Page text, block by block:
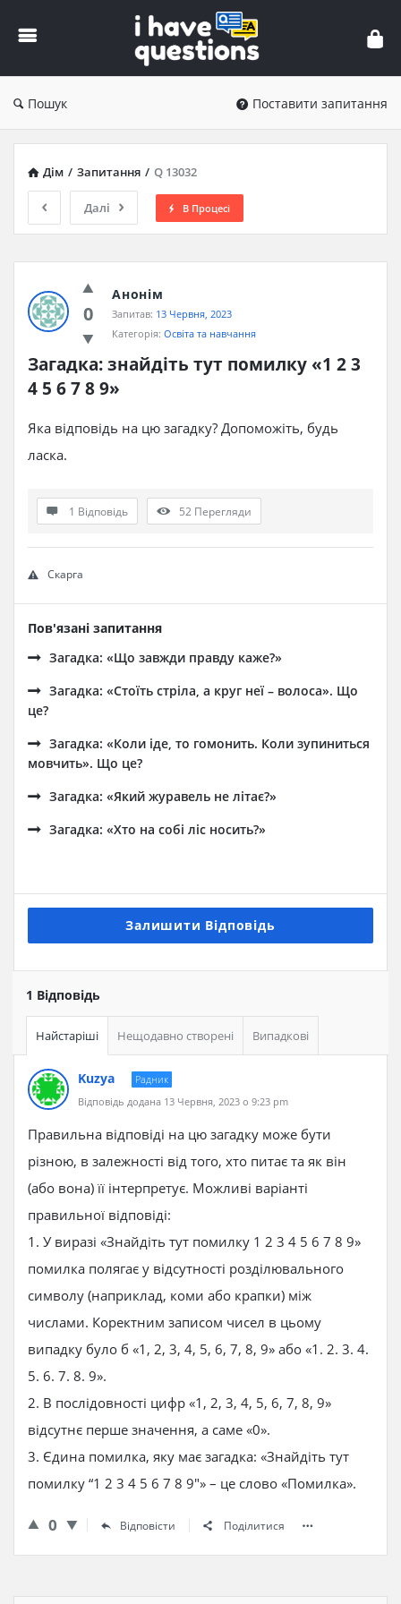
iHaveQuestions
Пошук Поставити запитання
Дім / Запитання / Q 13032
Далі В Процесі
0
Анонім
Запитав: 13 Червня, 2023
Категорія: Освіта та навчання
Загадка: знайдіть тут помилку «1 2 3
4 5 6 7 8 9»
Яка відповідь на цю загадку? Допоможіть, будь
ласка.
1 Відповідь 52 Перегляди
Скарга
Пов'язані запитання
Загадка: «Що завжди правду каже?»
Загадка: «Стоїть стріла, а круг неї – волоса». Що
це?
Загадка: «Коли іде, то гомонить. Коли зупиниться
мовчить». Що це?
Загадка: «Який журавель не літає?»
Загадка: «Хто на собі ліс носить?»
Залишити Відповідь
1 Відповідь
Найстаріші Нещодавно створені Випадкові
Kuzya
Радник
Відповідь додана 13 Червня, 2023 о 9:23 pm
Правильна відповіді на цю загадку може бути
різною, в залежності від того, хто питає та як він
(або вона) її інтерпретує. Можливі варіанті
правильної відповіді:
1. У виразі «Знайдіть тут помилку 1 2 3 4 5 6 7 8 9»
помилка полягає у відсутності розділювального
символу (наприклад, коми або крапки) між
числами. Коректним записом чисел в цьому
випадку було б «1, 2, 3, 4, 5, 6, 7, 8, 9» або «1. 2. 3. 4.
5. 6. 7. 8. 9».
2. В послідовності цифр «1, 2, 3, 4, 5, 6, 7, 8, 9»
відсутнє перше значення, а саме «0».
3. Єдина помилка, яку має загадка: «Знайдіть тут
помилку “1 2 3 4 5 6 7 8 9″» – це слово «Помилка».
0 Відповісти Поділитися